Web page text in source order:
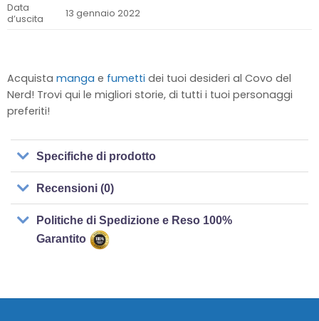
Data
d’uscita
13 gennaio 2022
Acquista manga e fumetti dei tuoi desideri al Covo del
Nerd! Trovi qui le migliori storie, di tutti i tuoi personaggi
preferiti!
Specifiche di prodotto
Recensioni (0)
Politiche di Spedizione e Reso 100%
Garantito